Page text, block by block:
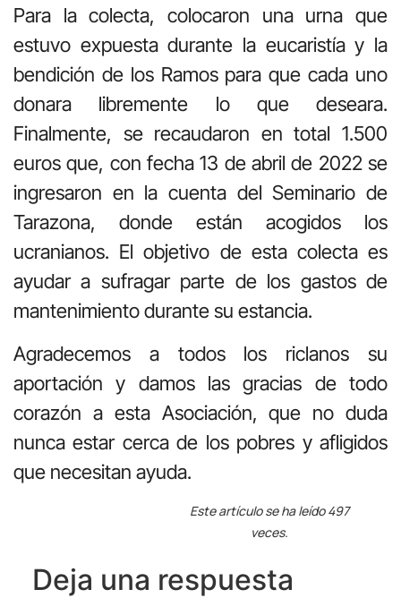
Para la colecta, colocaron una urna que
estuvo expuesta durante la eucaristía y la
bendición de los Ramos para que cada uno
donara libremente lo que deseara.
Finalmente, se recaudaron en total 1.500
euros que, con fecha 13 de abril de 2022 se
ingresaron en la cuenta del Seminario de
Tarazona, donde están acogidos los
ucranianos. El objetivo de esta colecta es
ayudar a sufragar parte de los gastos de
mantenimiento durante su estancia.
Agradecemos a todos los riclanos su
aportación y damos las gracias de todo
corazón a esta Asociación, que no duda
nunca estar cerca de los pobres y afligidos
que necesitan ayuda.
Este artículo se ha leído 497
veces.
Deja una respuesta